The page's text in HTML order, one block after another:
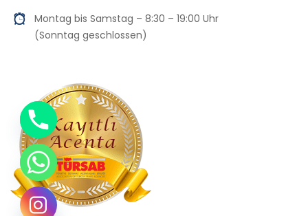
Montag bis Samstag – 8:30 – 19:00 Uhr
(Sonntag geschlossen)
Chaty